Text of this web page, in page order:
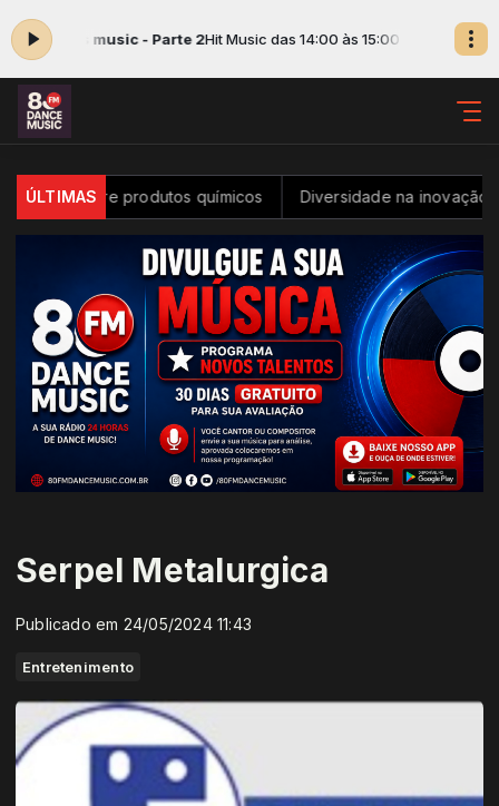
Hits music - Parte 2Hit Music das 14:00 às 15:00 -Tocando agora:
ÚLTIMAS
produtos químicos Diversidade na inovação é tema
Serpel Metalurgica
Publicado em 24/05/2024 11:43
Entretenimento